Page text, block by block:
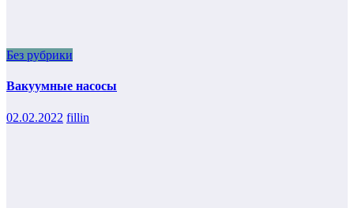
Без рубрики
Вакуумные насосы
02.02.2022 fillin